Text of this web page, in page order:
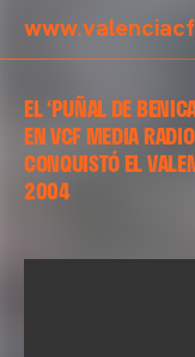
EL ‘PUÑAL DE
EN VCF MEDIA
CONQUISTÓ EL
2004